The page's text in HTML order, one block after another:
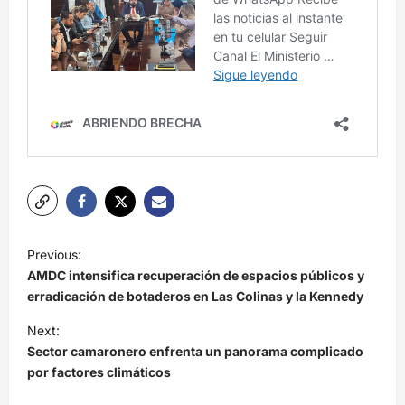
N
a
v
e
g
a
Previous:
AMDC intensifica recuperación de espacios públicos y
erradicación de botaderos en Las Colinas y la Kennedy
Next:
Sector camaronero enfrenta un panorama complicado
por factores climáticos